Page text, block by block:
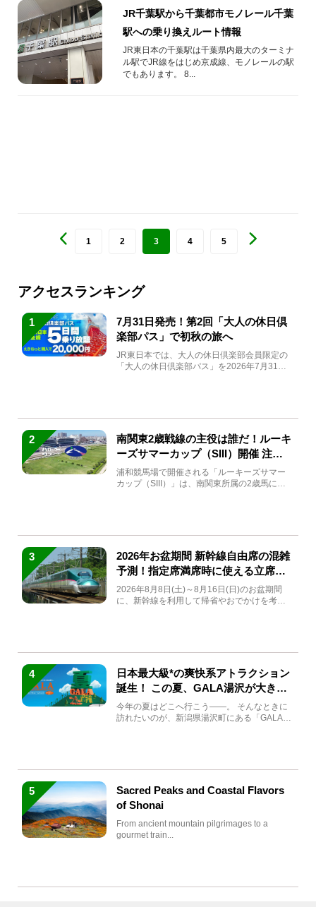
JR千葉駅から千葉都市モノレール千葉
駅への乗り換えルート情報
JR東日本の千葉駅は千葉県内最大のターミナ
ル駅でJR線をはじめ京成線、モノレールの駅
でもあります。 8...
1 2 3 4 5
アクセスランキング
1
7月31日発売！第2回「大人の休日倶
楽部パス」で初秋の旅へ
JR東日本では、大人の休日倶楽部会員限定の
「大人の休日倶楽部パス」を2026年7月31日
2
南関東2歳戦線の主役は誰だ！ルーキ
ーズサマーカップ（SIII）開催 注目
馬と見どころをチェック
浦和競馬場で開催される「ルーキーズサマー
カップ（SIII）」は、南関東所属の2歳馬によ
3
2026年お盆期間 新幹線自由席の混雑
予測！指定席満席時に使える立席特
急券も解説
2026年8月8日(土)～8月16日(日)のお盆期間
に、新幹線を利用して帰省やおでかけを考え
4
日本最大級*の爽快系アトラクション
誕生！ この夏、GALA湯沢が大きく
生まれ変わる
今年の夏はどこへ行こう――。 そんなときに
訪れたいのが、新潟県湯沢町にある「GALA湯
5
Sacred Peaks and Coastal Flavors
of Shonai
From ancient mountain pilgrimages to a
gourmet train...